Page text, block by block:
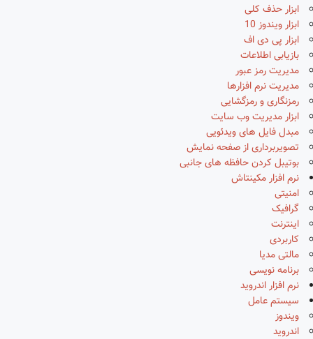
ابزار حذف کلی
ابزار ویندوز 10
ابزار پی دی اف
بازیابی اطلاعات
مدیریت رمز عبور
مدیریت نرم افزارها
رمزنگاری و رمزگشایی
ابزار مدیریت وب سایت
مبدل فایل های ویدئویی
تصویربرداری از صفحه نمایش
بوتیبل کردن حافظه های جانبی
نرم افزار مکینتاش
امنیتی
گرافیک
اینترنت
کاربردی
مالتی مدیا
برنامه نویسی
نرم افزار اندروید
سیستم عامل
ویندوز
اندروید